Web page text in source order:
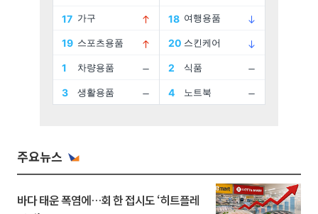
주요뉴스
바다 태운 폭염에…회 한 접시도 ‘히트플레